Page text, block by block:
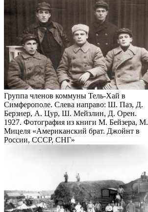
Группа членов коммуны Тель-Хай в
Симферополе. Слева направо: Ш. Паз, Д.
Берзнер, А. Цур, Ш. Мейзлин, Д. Орен.
1927. Фотография из книги М. Бейзера, М.
Мицеля «Американский брат. Джойнт в
России, СССР, СНГ»